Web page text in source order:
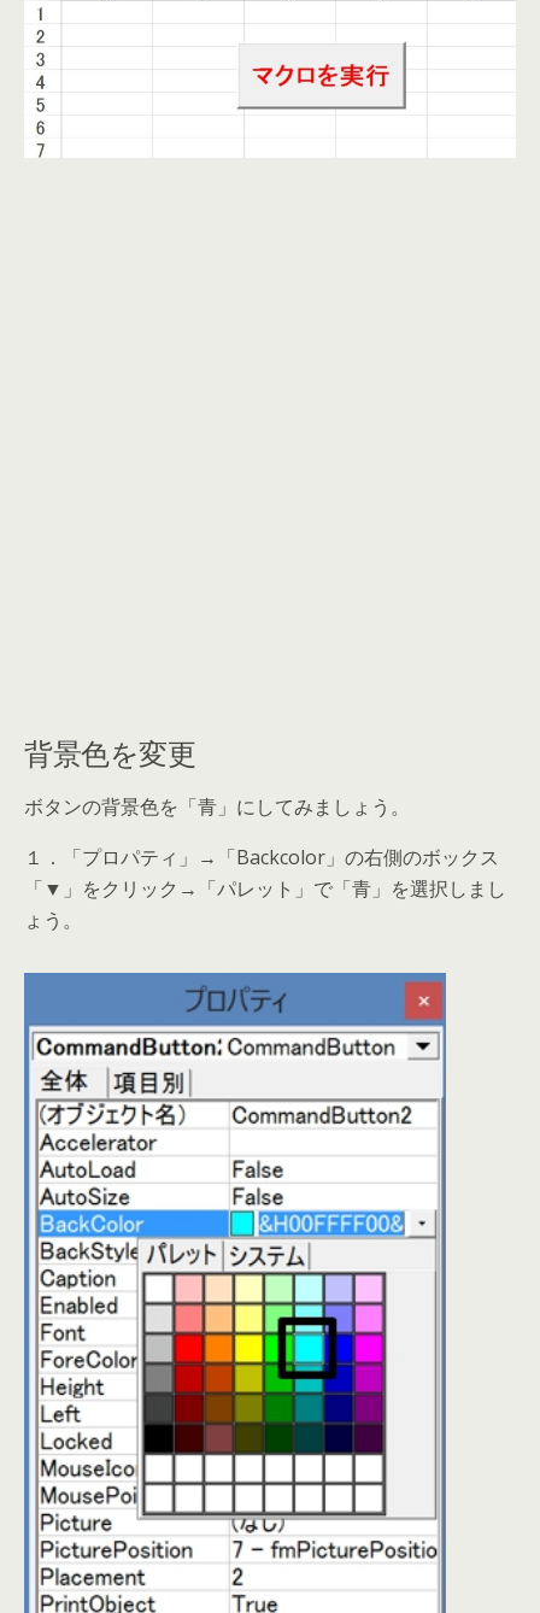
背景色を変更
ボタンの背景色を「青」にしてみましょう。
１．「プロパティ」→「Backcolor」の右側のボックス
「▼」をクリック→「パレット」で「青」を選択しまし
ょう。